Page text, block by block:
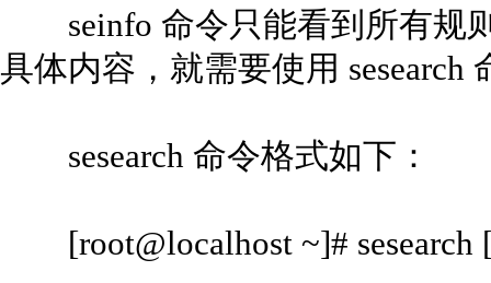
seinfo 命令只能看到所有规
具体内容，就需要使用 sesearch
sesearch 命令格式如下：
[root@localhost ~]# sesearch